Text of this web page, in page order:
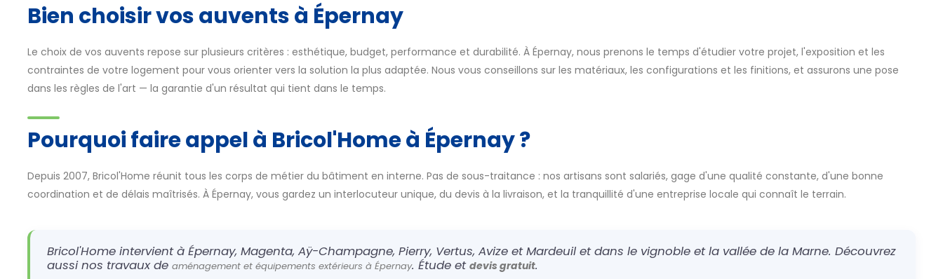
Bien choisir vos auvents à Épernay
Le choix de vos auvents repose sur plusieurs critères : esthétique, budget, performance et durabilité. À Épernay, nous prenons le temps d'étudier votre projet, l'exposition et les
contraintes de votre logement pour vous orienter vers la solution la plus adaptée. Nous vous conseillons sur les matériaux, les configurations et les finitions, et assurons une pose
dans les règles de l'art — la garantie d'un résultat qui tient dans le temps.
Pourquoi faire appel à Bricol'Home à Épernay ?
Depuis 2007, Bricol'Home réunit tous les corps de métier du bâtiment en interne. Pas de sous-traitance : nos artisans sont salariés, gage d'une qualité constante, d'une bonne
coordination et de délais maîtrisés. À Épernay, vous gardez un interlocuteur unique, du devis à la livraison, et la tranquillité d'une entreprise locale qui connaît le terrain.
Bricol'Home intervient à Épernay, Magenta, Aÿ-Champagne, Pierry, Vertus, Avize et Mardeuil et dans le vignoble et la vallée de la Marne. Découvrez
aussi nos travaux de aménagement et équipements extérieurs à Épernay. Étude et devis gratuit.